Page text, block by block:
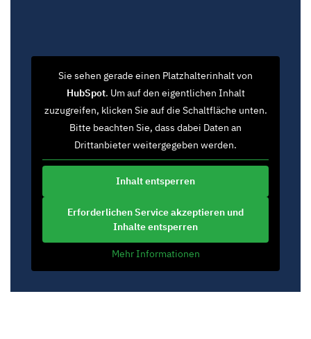
Sie sehen gerade einen Platzhalterinhalt von
HubSpot. Um auf den eigentlichen Inhalt
zuzugreifen, klicken Sie auf die Schaltfläche unten.
Bitte beachten Sie, dass dabei Daten an
Drittanbieter weitergegeben werden.
Inhalt entsperren
Erforderlichen Service akzeptieren und
Inhalte entsperren
Mehr Informationen